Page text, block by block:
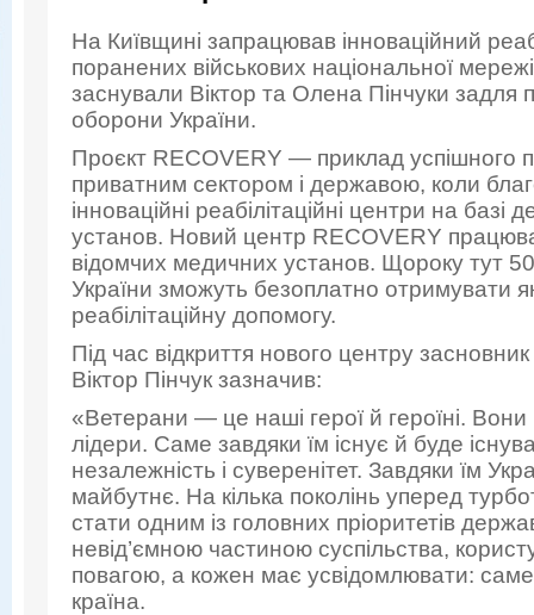
На Київщині запрацював інноваційний
поранених військових національної
заснували Віктор та Олена Пінчуки задля
оборони України.
Проєкт RECOVERY — приклад успішного
приватним сектором і державою, коли
інноваційні реабілітаційні центри на
установ. Новий центр RECOVERY
відомчих медичних установ. Щороку тут
України зможуть безоплатно отримувати
реабілітаційну допомогу.
Під час відкриття нового центру
Віктор Пінчук зазначив:
«Ветерани — це наші герої й героїні. Вони
лідери. Саме завдяки їм існує й буде
незалежність і суверенітет. Завдяки їм
майбутнє. На кілька поколінь уперед
стати одним із головних пріоритетів
невід’ємною частиною суспільства,
повагою, а кожен має усвідомлювати:
країна.